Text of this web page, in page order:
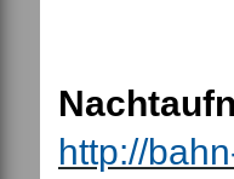
http://